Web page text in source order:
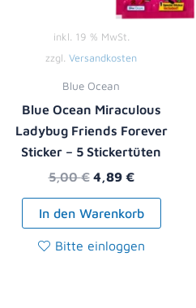
inkl. 19 % MwSt.
zzgl. Versandkosten
Blue Ocean
Blue Ocean Miraculous
Ladybug Friends Forever
Sticker – 5 Stickertüten
5,00€ 4,89 €
In den Warenkorb
Bitte einloggen